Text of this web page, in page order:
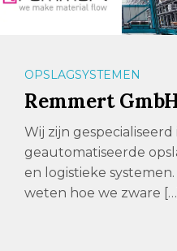
OPSLAGSYSTEMEN
Remmert
Wij zijn gespecialiseerd
geautomatiseerde
en logistieke systemen.
weten hoe we zware